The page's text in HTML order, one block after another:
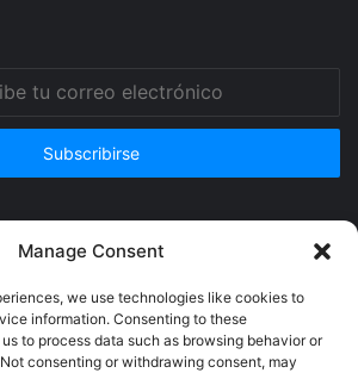
Manage Consent
we use technologies like cookies to
information. Consenting to these
to process data such as browsing behavior or
consenting or withdrawing consent, may